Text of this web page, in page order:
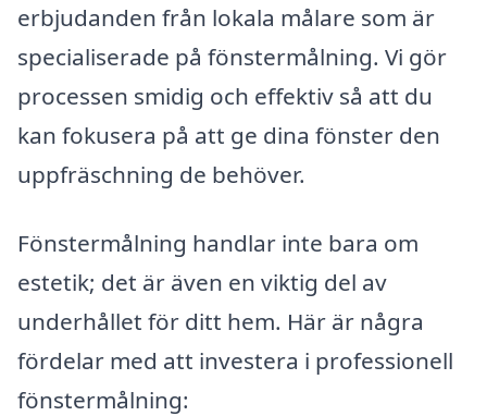
erbjudanden från lokala målare som är
specialiserade på fönstermålning. Vi gör
processen smidig och effektiv så att du
kan fokusera på att ge dina fönster den
uppfräschning de behöver.
Fönstermålning handlar inte bara om
estetik; det är även en viktig del av
underhållet för ditt hem. Här är några
fördelar med att investera i professionell
fönstermålning: